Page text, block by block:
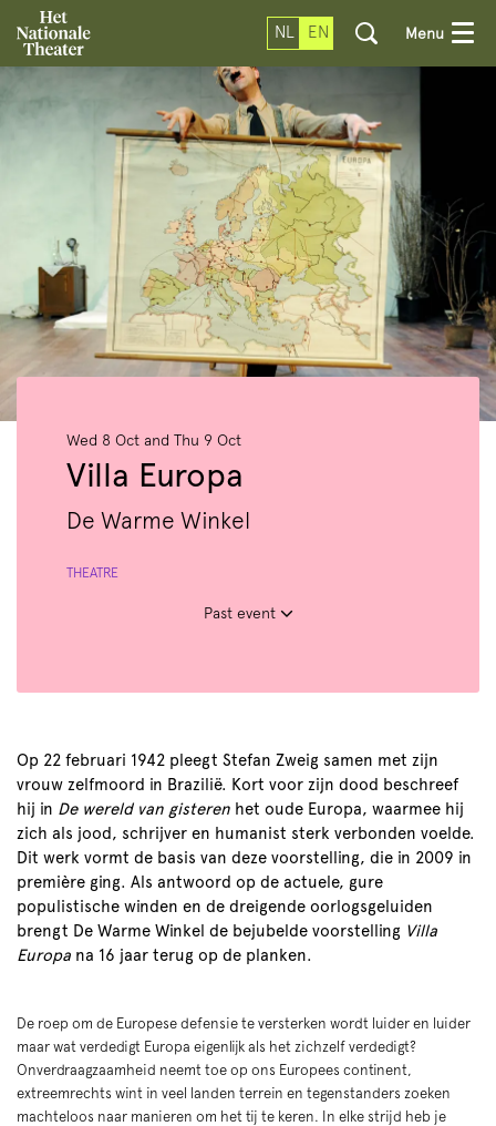
NL EN Menu
Villa Europa
De Warme Winkel
Wed 8 Oct and Thu 9 Oct
THEATRE
Past event
Op 22 februari 1942 pleegt Stefan Zweig samen met zijn
vrouw zelfmoord in Brazilië. Kort voor zijn dood beschreef
hij in De wereld van gisteren het oude Europa, waarmee hij
zich als jood, schrijver en humanist sterk verbonden voelde.
Dit werk vormt de basis van deze voorstelling, die in 2009 in
première ging. Als antwoord op de actuele, gure
populistische winden en de dreigende oorlogsgeluiden
brengt De Warme Winkel de bejubelde voorstelling Villa
Europa na 16 jaar terug op de planken.
De roep om de Europese defensie te versterken wordt luider en luider
maar wat verdedigt Europa eigenlijk als het zichzelf verdedigt?
Onverdraagzaamheid neemt toe op ons Europees continent,
extreemrechts wint in veel landen terrein en tegenstanders zoeken
machteloos naar manieren om het tij te keren. In elke strijd heb je